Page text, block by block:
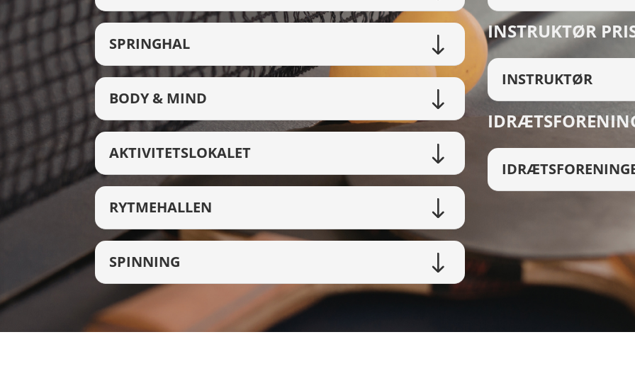
SPRINGHAL
BODY & MIND
AKTIVITETSLOKALET
RYTMEHALLEN
SPINNING
INSTRUKTØR
INSTRUKTØR